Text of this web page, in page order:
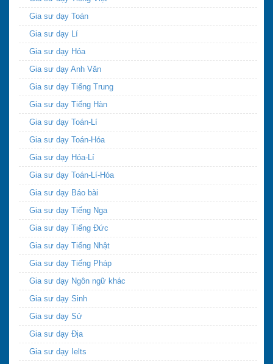
Gia sư dạy Toán
Gia sư dạy Lí
Gia sư dạy Hóa
Gia sư dạy Anh Văn
Gia sư dạy Tiếng Trung
Gia sư dạy Tiếng Hàn
Gia sư dạy Toán-Lí
Gia sư dạy Toán-Hóa
Gia sư dạy Hóa-Lí
Gia sư dạy Toán-Lí-Hóa
Gia sư dạy Báo bài
Gia sư dạy Tiếng Nga
Gia sư dạy Tiếng Đức
Gia sư dạy Tiếng Nhật
Gia sư dạy Tiếng Pháp
Gia sư dạy Ngôn ngữ khác
Gia sư dạy Sinh
Gia sư dạy Sử
Gia sư dạy Địa
Gia sư dạy Ielts